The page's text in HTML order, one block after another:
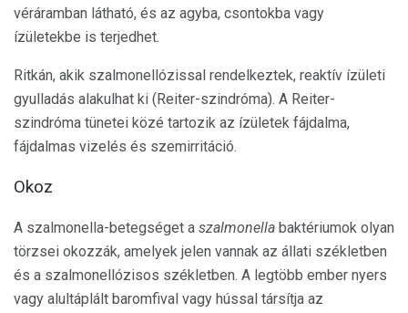
véráramban látható, és az agyba, csontokba vagy
ízületekbe is terjedhet.
Ritkán, akik szalmonellózissal rendelkeztek, reaktív ízületi
gyulladás alakulhat ki (Reiter-szindróma). A Reiter-
szindróma tünetei közé tartozik az ízületek fájdalma,
fájdalmas vizelés és szemirritáció.
Okoz
A szalmonella-betegséget a szalmonella baktériumok olyan
törzsei okozzák, amelyek jelen vannak az állati székletben
és a szalmonellózisos székletben. A legtöbb ember nyers
vagy alultáplált baromfival vagy hússal társítja az